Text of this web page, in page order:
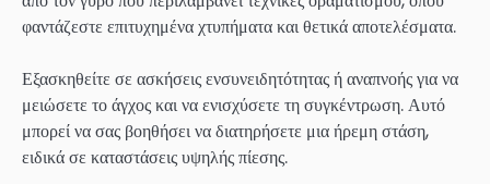
φαντάζεστε επιτυχημένα χτυπήματα και θετικά αποτελέσματα.
Εξασκηθείτε σε ασκήσεις ενσυνειδητότητας ή αναπνοής για να
μειώσετε το άγχος και να ενισχύσετε τη συγκέντρωση. Αυτό
μπορεί να σας βοηθήσει να διατηρήσετε μια ήρεμη στάση,
ειδικά σε καταστάσεις υψηλής πίεσης.